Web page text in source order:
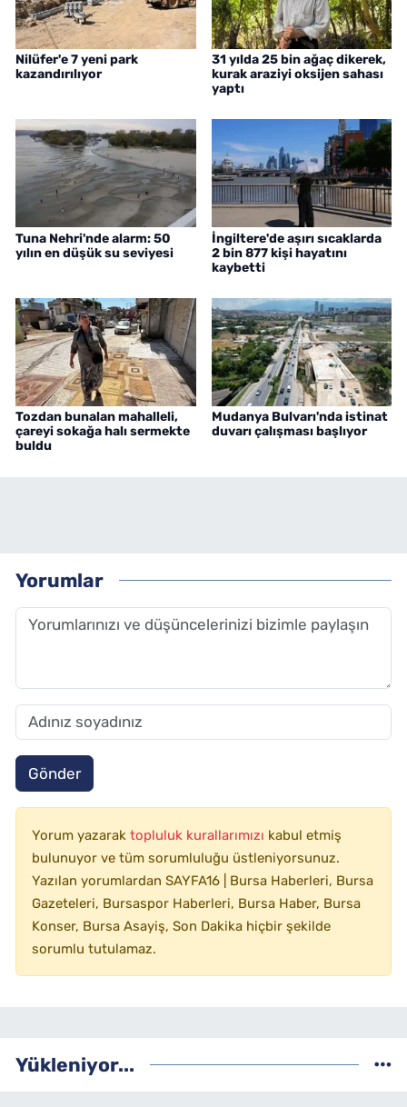
Nilüfer'e 7 yeni park
kazandırılıyor
31 yılda 25 bin ağaç dikerek,
kurak araziyi oksijen sahası
yaptı
Tuna Nehri'nde alarm: 50
yılın en düşük su seviyesi
İngiltere'de aşırı sıcaklarda
2 bin 877 kişi hayatını
kaybetti
Tozdan bunalan mahalleli,
çareyi sokağa halı sermekte
buldu
Mudanya Bulvarı'nda istinat
duvarı çalışması başlıyor
Yorumlar
Gönder
Yorum yazarak topluluk kurallarımızı kabul etmiş
bulunuyor ve tüm sorumluluğu üstleniyorsunuz.
Yazılan yorumlardan SAYFA16 | Bursa Haberleri, Bursa
Gazeteleri, Bursaspor Haberleri, Bursa Haber, Bursa
Konser, Bursa Asayiş, Son Dakika hiçbir şekilde
sorumlu tutulamaz.
Yükleniyor...